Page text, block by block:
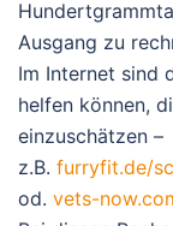
Ausgang zu
Im Internet sind
helfen können,
einzuschätzen –
z.B. furryfit.de/
od. vets-